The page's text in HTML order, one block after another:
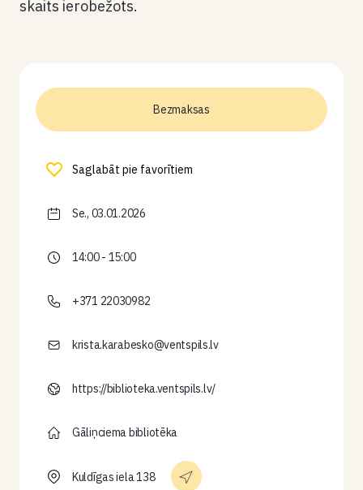
skaits ierobežots.
Bezmaksas
Saglabāt pie favorītiem
Se., 03.01.2026
14:00 - 15:00
+371 22030982
krista.karabesko@ventspils.lv
https://biblioteka.ventspils.lv/
Gāliņciema bibliotēka
Kuldīgas iela 138